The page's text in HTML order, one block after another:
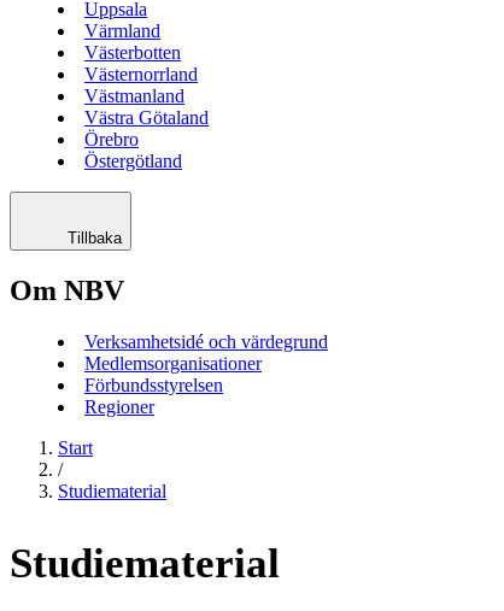
Uppsala
Värmland
Västerbotten
Västernorrland
Västmanland
Västra Götaland
Örebro
Östergötland
Tillbaka
Om NBV
Verksamhetsidé och värdegrund
Medlemsorganisationer
Förbundsstyrelsen
Regioner
Start
/
Studiematerial
Studiematerial